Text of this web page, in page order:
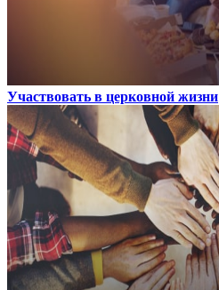
Участвовать в церковной жизни